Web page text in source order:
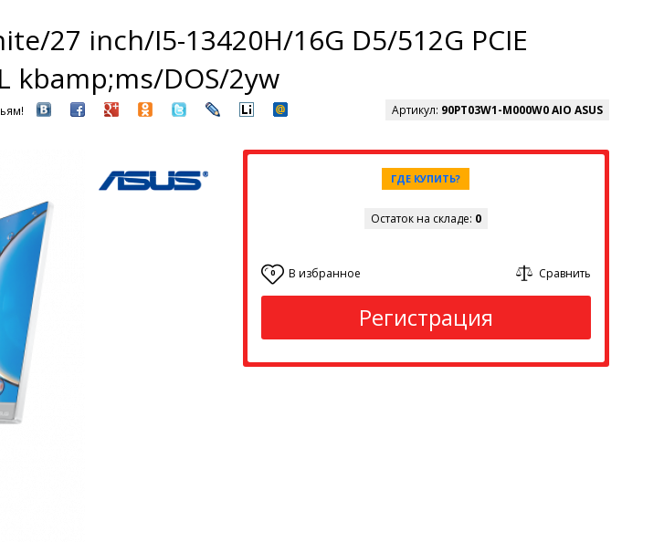
27 inch/I5-13420H/16G D5/512G PCIE
kbamp;ms/DOS/2yw
Артикул: 90PT03W1-M000W0 AIO ASUS
ГДЕ КУПИТЬ?
Остаток на складе: 0
0 В избранное Сравнить
Регистрация